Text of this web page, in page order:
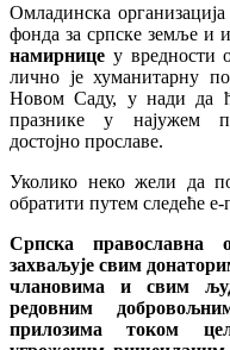
Омладинска
фонда за српске земље и
намирнице у вредности
лично је хуманитарну
Новом Саду, у нади да
празнике у најужем
достојно прославе.
Уколико неко жели да
обратити путем следеће
Српска
захваљује свим
члановима и свим
редовним
прилозима током